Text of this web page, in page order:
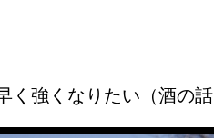
く強くなりたい（酒の話